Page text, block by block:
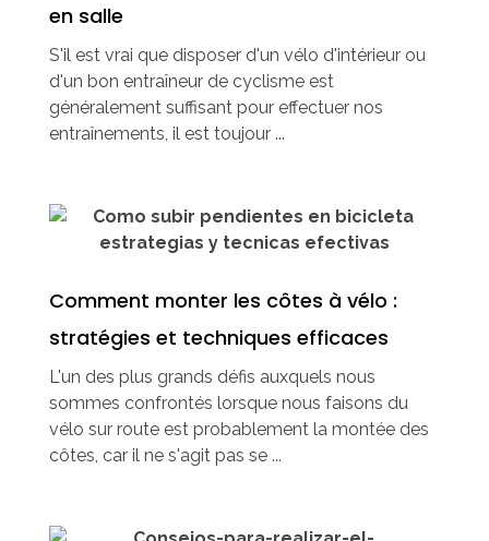
en salle
S'il est vrai que disposer d'un vélo d'intérieur ou
d'un bon entraîneur de cyclisme est
généralement suffisant pour effectuer nos
entraînements, il est toujour ...
Comment monter les côtes à vélo :
stratégies et techniques efficaces
L'un des plus grands défis auxquels nous
sommes confrontés lorsque nous faisons du
vélo sur route est probablement la montée des
côtes, car il ne s'agit pas se ...